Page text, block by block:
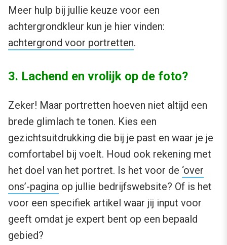
Meer hulp bij jullie keuze voor een
achtergrondkleur kun je hier vinden:
achtergrond voor portretten.
3. Lachend en vrolijk op de foto?
Zeker! Maar portretten hoeven niet altijd een
brede glimlach te tonen. Kies een
gezichtsuitdrukking die bij je past en waar je je
comfortabel bij voelt. Houd ook rekening met
het doel van het portret. Is het voor de ‘over
ons’-pagina op jullie bedrijfswebsite? Of is het
voor een specifiek artikel waar jij input voor
geeft omdat je expert bent op een bepaald
gebied?